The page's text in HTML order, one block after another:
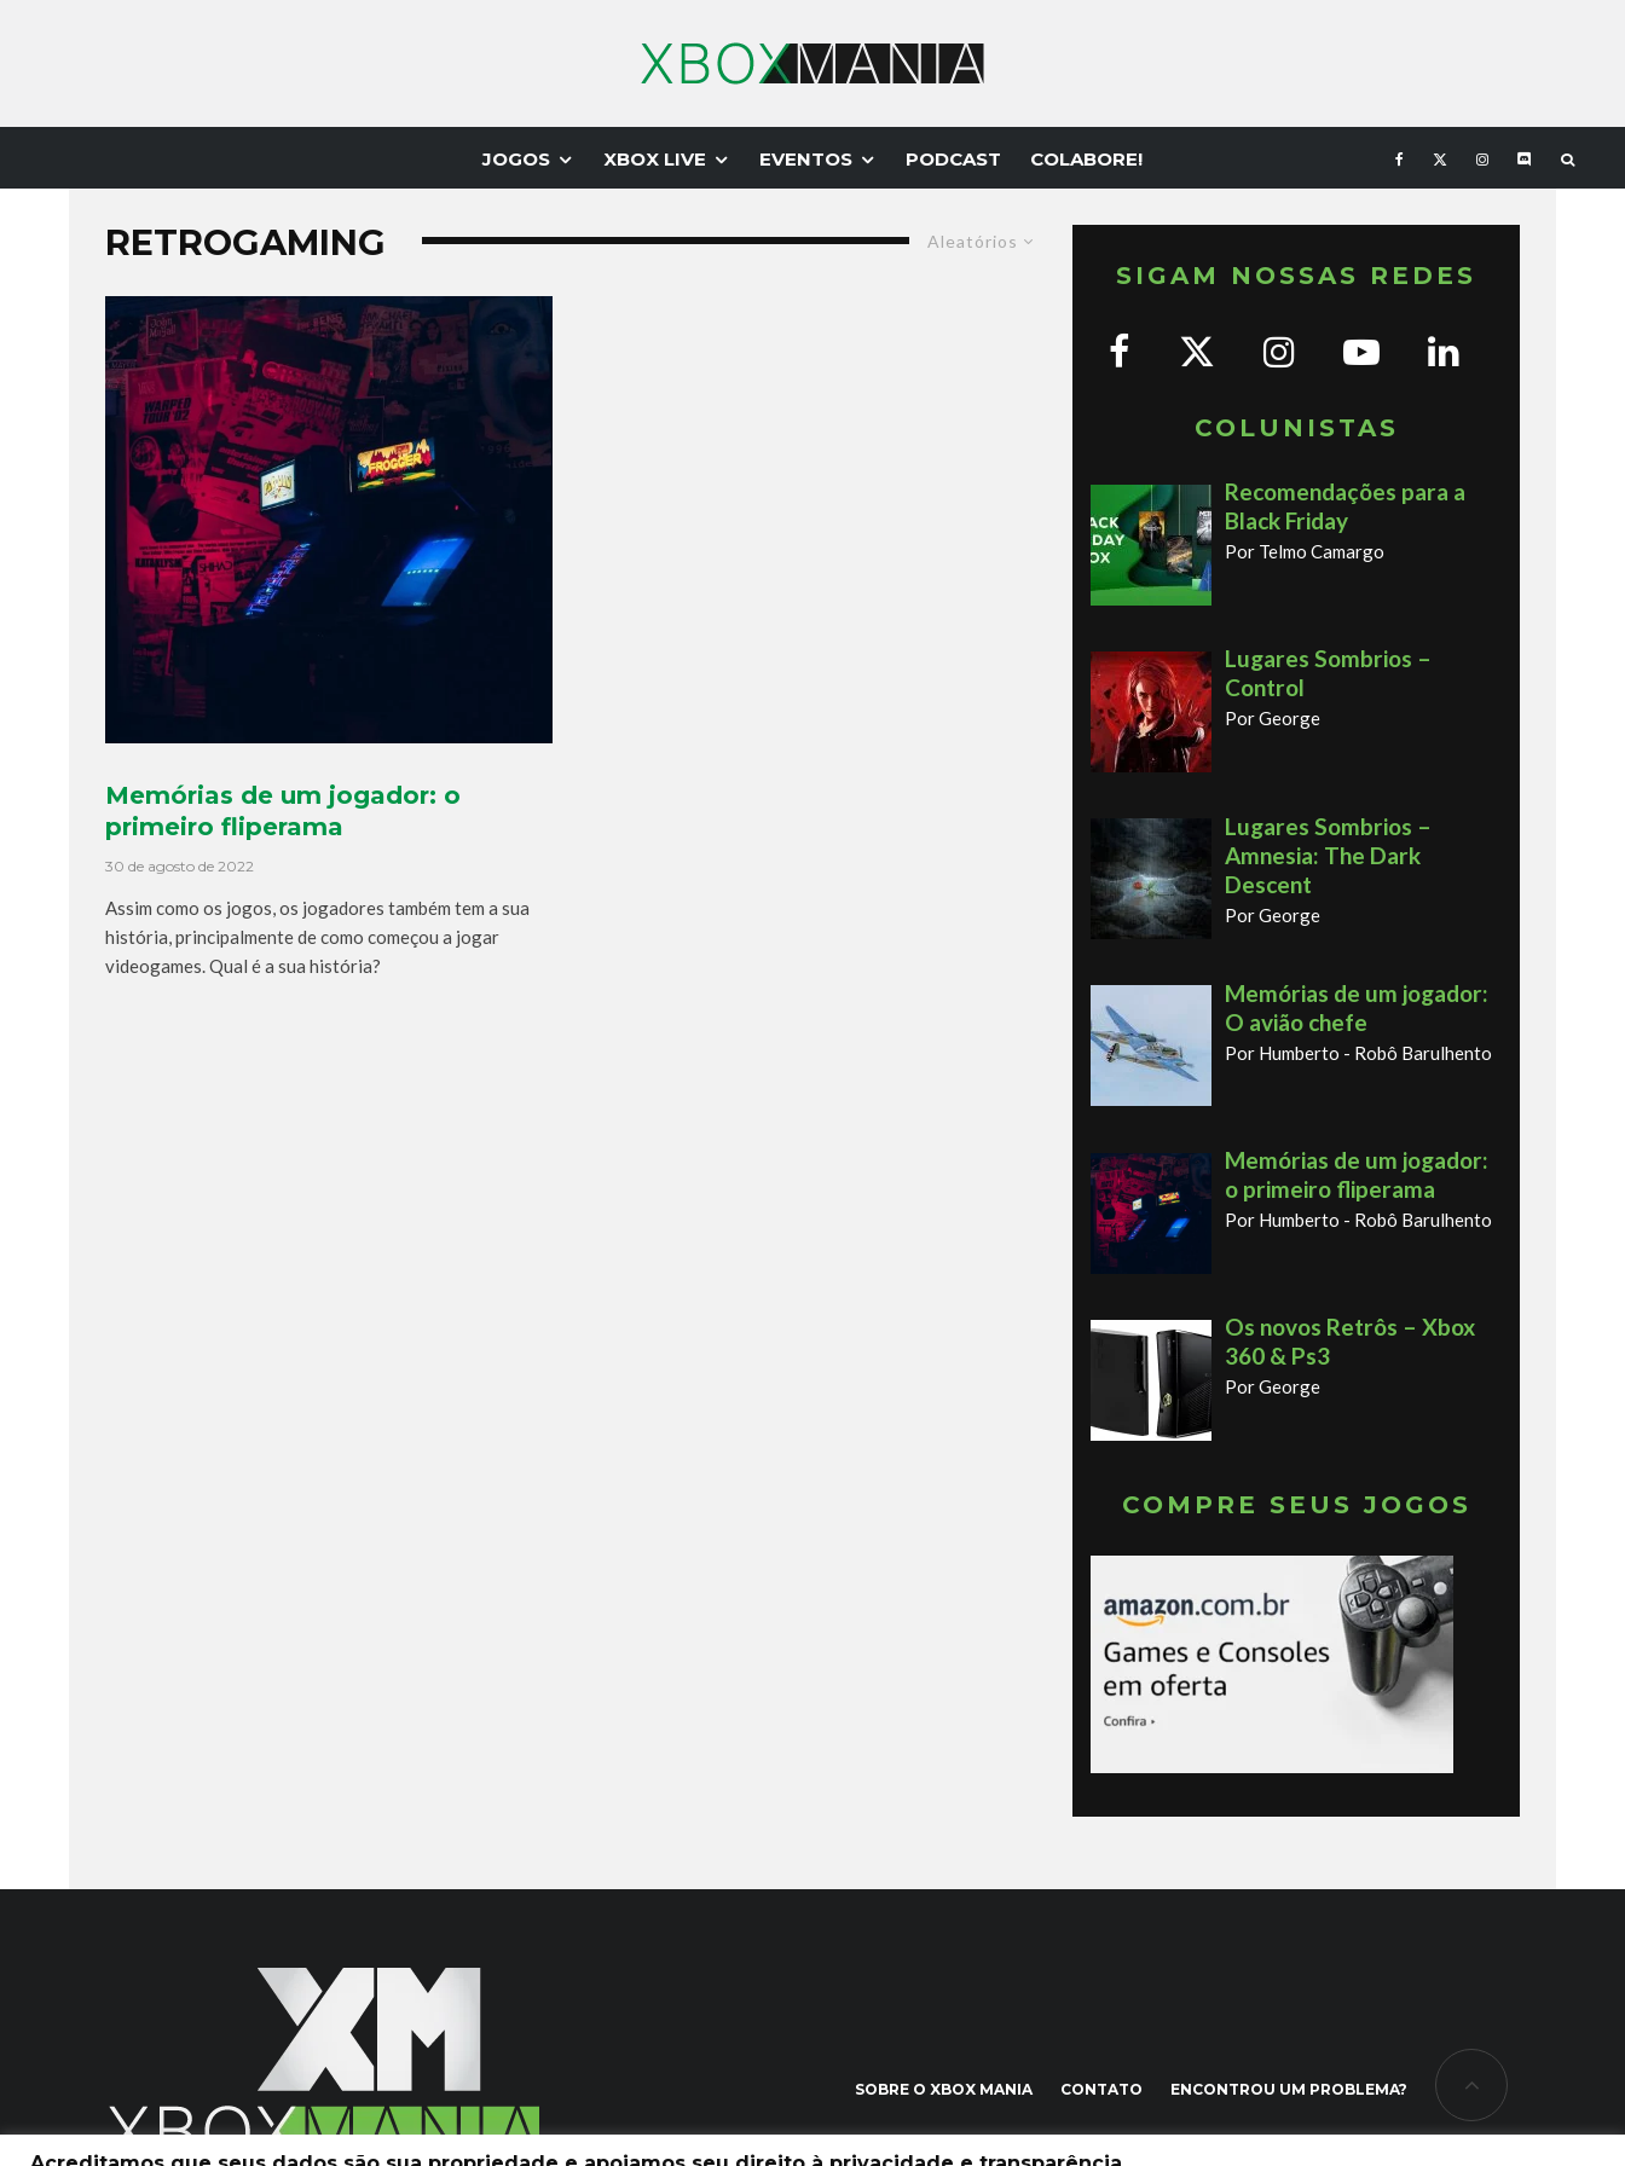
JOGOS XBOX LIVE EVENTOS PODCAST COLABORE!
Aleatórios
RETROGAMING
Memórias de um jogador: o
primeiro fliperama
30 de agosto de 2022
Assim como os jogos, os jogadores também tem a sua
história, principalmente de como começou a jogar
videogames. Qual é a sua história?
SIGAM NOSSAS REDES
COLUNISTAS
Recomendações para a
Black Friday
Por Telmo Camargo
Lugares Sombrios –
Control
Por George
Lugares Sombrios –
Amnesia: The Dark
Descent
Por George
Memórias de um jogador:
O avião chefe
Por Humberto - Robô Barulhento
Memórias de um jogador:
o primeiro fliperama
Por Humberto - Robô Barulhento
Os novos Retrôs – Xbox
360 & Ps3
Por George
COMPRE SEUS JOGOS
SOBRE O XBOX MANIA CONTATO ENCONTROU UM PROBLEMA?